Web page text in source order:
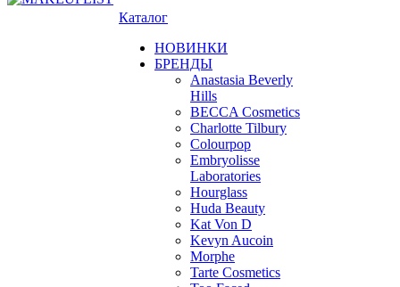
Каталог
НОВИНКИ
БРЕНДЫ
Anastasia Beverly
Hills
BECCA Cosmetics
Charlotte Tilbury
Colourpop
Embryolisse
Laboratories
Hourglass
Huda Beauty
Kat Von D
Kevyn Aucoin
Morphe
Tarte Cosmetics